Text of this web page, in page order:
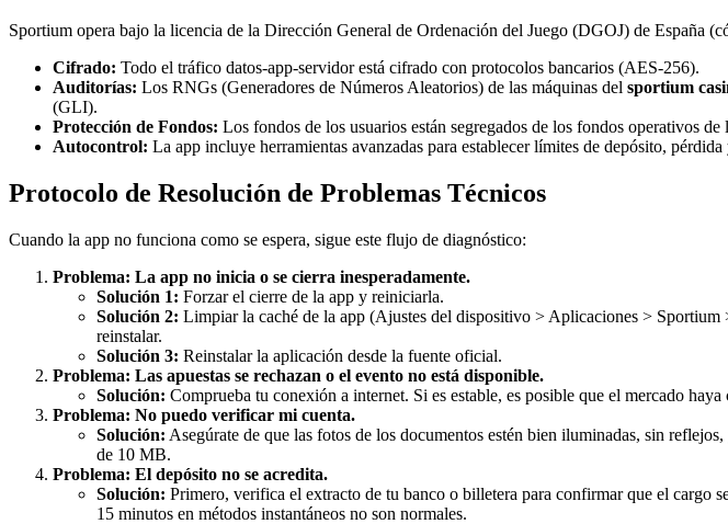
Sportium opera bajo la licencia de la Dirección General de Ordenación del Juego (DGOJ) de España
Cifrado: Todo el tráfico datos-app-servidor está cifrado con protocolos bancarios (AES-256).
Auditorías: Los RNGs (Generadores de Números Aleatorios) de las máquinas del sportium
(GLI).
Protección de Fondos: Los fondos de los usuarios están segregados de los fondos operativos de
Autocontrol: La app incluye herramientas avanzadas para establecer límites de depósito,
Protocolo de Resolución de Problemas Técnicos
Cuando la app no funciona como se espera, sigue este flujo de diagnóstico:
Problema: La app no inicia o se cierra inesperadamente.
Solución 1: Forzar el cierre de la app y reiniciarla.
Solución 2: Limpiar la caché de la app (Ajustes del dispositivo > Aplicaciones > Sportium
reinstalar.
Solución 3: Reinstalar la aplicación desde la fuente oficial.
Problema: Las apuestas se rechazan o el evento no está disponible.
Solución: Comprueba tu conexión a internet. Si es estable, es posible que el mercado
Problema: No puedo verificar mi cuenta.
Solución: Asegúrate de que las fotos de los documentos estén bien iluminadas, sin
de 10 MB.
Problema: El depósito no se acredita.
Solución: Primero, verifica el extracto de tu banco o billetera para confirmar que el cargo
15 minutos en métodos instantáneos no son normales.